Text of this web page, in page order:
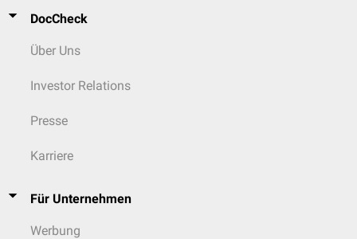
DocCheck
Über Uns
Investor Relations
Presse
Karriere
Für Unternehmen
Werbung